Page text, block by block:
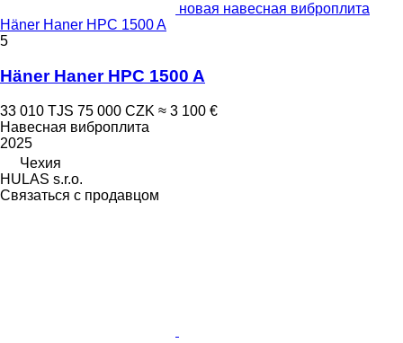
новая навесная виброплита
Häner Haner HPC 1500 A
5
Häner Haner HPC 1500 A
33 010 TJS 75 000 CZK ≈ 3 100 €
Навесная виброплита
2025
Чехия
HULAS s.r.o.
Связаться с продавцом